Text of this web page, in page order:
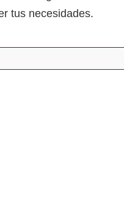
tus necesidades.